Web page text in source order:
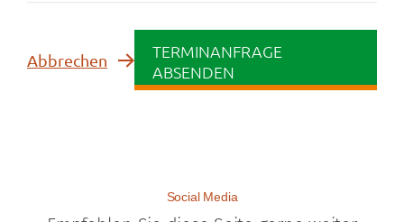
Abbrechen
TERMINANFRAGE
ABSENDEN
Social Media